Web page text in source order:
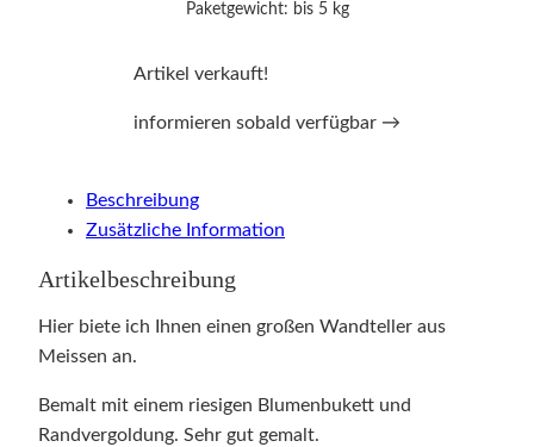
Paketgewicht: bis 5 kg
Artikel verkauft!
informieren sobald verfügbar →
Beschreibung
Zusätzliche Information
Artikelbeschreibung
Hier biete ich Ihnen einen großen Wandteller aus
Meissen an.
Bemalt mit einem riesigen Blumenbukett und
Randvergoldung. Sehr gut gemalt.